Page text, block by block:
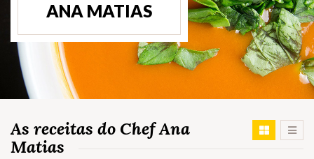
ANA MATIAS
As receitas do Chef Ana
Matias